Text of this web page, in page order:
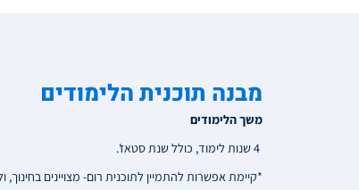
מבנה תוכנית הלימודים
משך הלימודים
*קיימת אפשרות להתמיין לתוכנית רום- מצויינים